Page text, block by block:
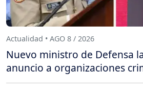
Actualidad • AGO 8 / 2026
Nuevo ministro de Defensa
anuncio a organizaciones